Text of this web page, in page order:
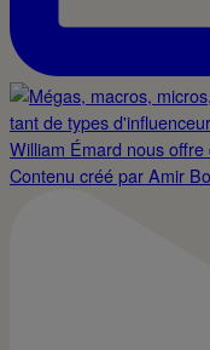
Contenu créé par Amir